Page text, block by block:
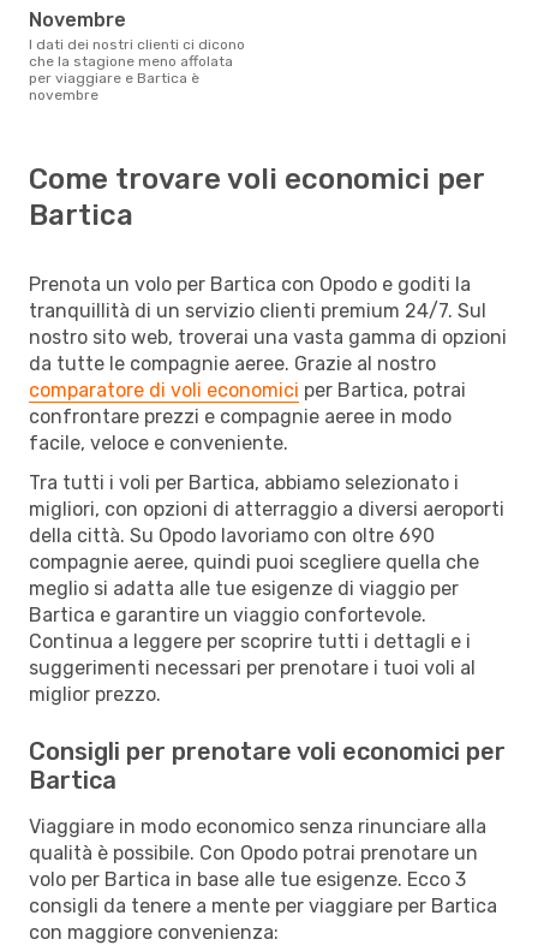
novembre
I dati dei nostri clienti ci dicono
che la stagione meno affolata
per viaggiare e Bartica è
novembre
Come trovare voli economici per
Bartica
Prenota un volo per Bartica con Opodo e goditi la
tranquillità di un servizio clienti premium 24/7. Sul
nostro sito web, troverai una vasta gamma di opzioni
da tutte le compagnie aeree. Grazie al nostro
comparatore di voli economici per Bartica, potrai
confrontare prezzi e compagnie aeree in modo
facile, veloce e conveniente.
Tra tutti i voli per Bartica, abbiamo selezionato i
migliori, con opzioni di atterraggio a diversi aeroporti
della città. Su Opodo lavoriamo con oltre 690
compagnie aeree, quindi puoi scegliere quella che
meglio si adatta alle tue esigenze di viaggio per
Bartica e garantire un viaggio confortevole.
Continua a leggere per scoprire tutti i dettagli e i
suggerimenti necessari per prenotare i tuoi voli al
miglior prezzo.
Consigli per prenotare voli economici per
Bartica
Viaggiare in modo economico senza rinunciare alla
qualità è possibile. Con Opodo potrai prenotare un
volo per Bartica in base alle tue esigenze. Ecco 3
consigli da tenere a mente per viaggiare per Bartica
con maggiore convenienza: